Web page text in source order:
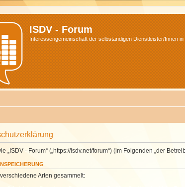
ISDV - Forum
Interessengemeinschaft der selbständigen Dienstleister/Innen
„ISDV - Forum“ („https://isdv.net/forum“) (im Folgenden „der
Arten gesammelt: